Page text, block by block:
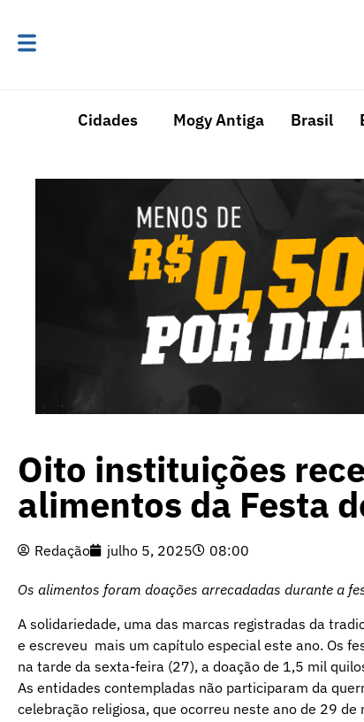
Cidades Mogy Antiga Brasil
Oito instituições
alimentos da Festa
Redação julho 5, 2025 08:00
Os alimentos foram doações arrecadadas durante a
A solidariedade, uma das marcas registradas da
e escreveu mais um capítulo especial este ano. Os
na tarde da sexta-feira (27), a doação de 1,5 mil
As entidades contempladas não participaram da
celebração religiosa, que ocorreu neste ano de 29 de